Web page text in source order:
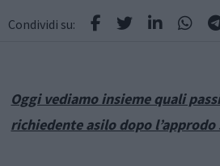
Condividi su:
Oggi vediamo insieme quali
richiedente asilo dopo